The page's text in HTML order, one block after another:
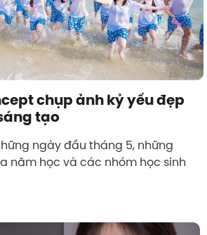
chụp ảnh kỷ yếu đẹp
tạo
ngày đầu tháng 5, những
năm học và các nhóm học sinh